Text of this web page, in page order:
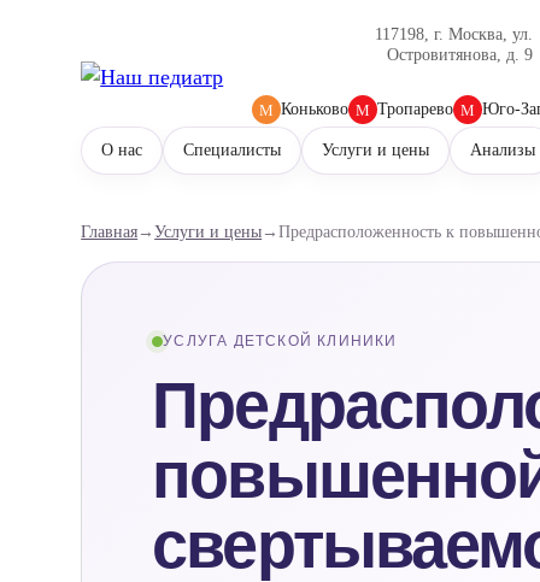
117198, г. Москва, ул.
Островитянова, д. 9
М Коньково М Тропарево М Юго-
О нас Специалисты Услуги и цены Анализы
Главная →Услуги и цены →Предрасположенность к
УСЛУГА ДЕТСКОЙ КЛИНИКИ